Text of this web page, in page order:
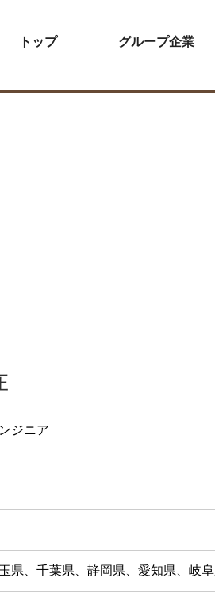
トップ グループ企業
ジニア
県、千葉県、静岡県、愛知県、岐